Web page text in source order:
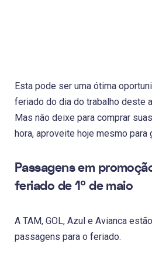
Esta pode ser uma ótima
feriado do dia do trabalho deste
Mas não deixe para comprar
hora, aproveite hoje mesmo para
Passagens em
feriado de 1º de maio
A TAM, GOL, Azul e Avianca
passagens para o feriado.